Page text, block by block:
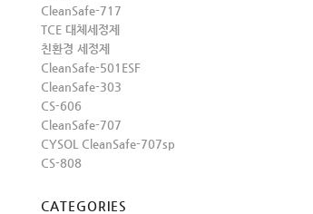
CleanSafe-717
TCE 대체세정제
친환경 세정제
CleanSafe-501ESF
CleanSafe-303
CS-606
CleanSafe-707
CYSOL CleanSafe-707sp
CS-808
CATEGORIES